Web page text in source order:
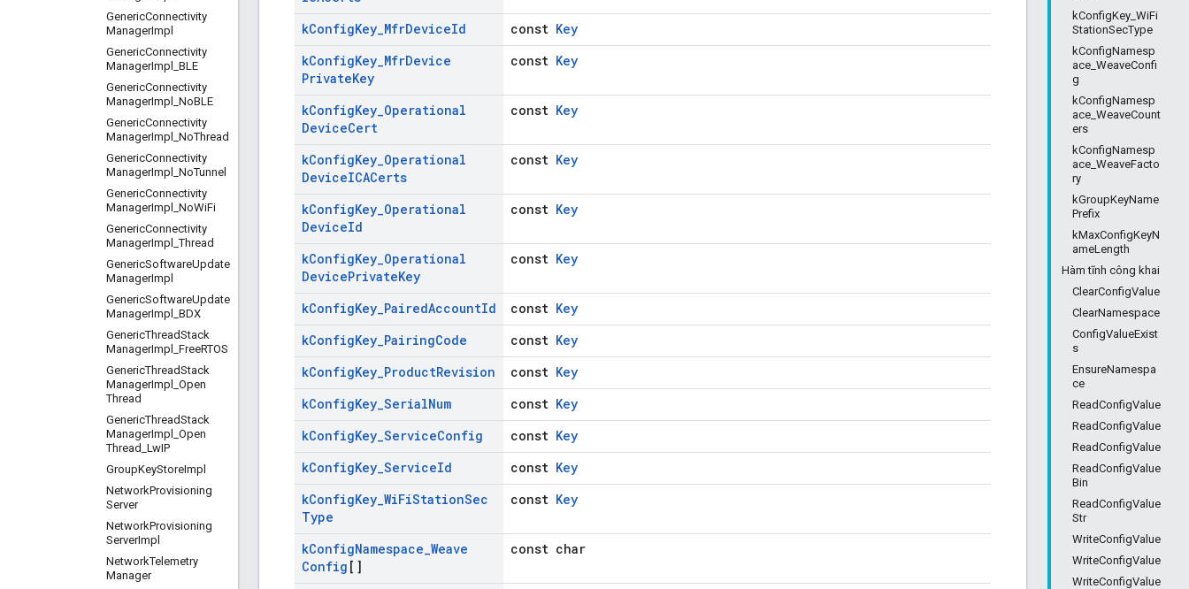
GenericConnectivity
ManagerImpl
GenericConnectivity
ManagerImpl
BLE
GenericConnectivity
ManagerImpl NoBLE
GenericConnectivity
ManagerImpl NoThread
GenericConnectivity
ManagerImpl NoTunnel
GenericConnectivity
ManagerImpl NoWiFi
GenericConnectivity
ManagerImpl _Thread
GenericSoftwareUpdate
ManagerImpl
GenericSoftwareUpdate
ManagerImpl
BDX
GenericThreadStack
ManagerImpl FreeRTOS
GenericThreadStack
ManagerImpl
Open
Thread
GenericThreadStack
ManagerImpl
Open
Thread LwIP
GroupKeyStoreImpl
NetworkProvisioning
Server
NetworkProvisioning
ServerImpl
NetworkTelemetry
Manager
kConfigKey_WiFi
StationSecType
kConfigNamesp
ace_WeaveConfi
g
kConfigNamesp
ace_WeaveCount
ers
kConfigNamesp
ace_WeaveFacto
ry
kGroupKeyName
Prefix
kMaxConfigKeyN
ameLength
Hàm tĩnh công khai
ClearConfigValue
ClearNamespace
ConfigValueExist
s
EnsureNamespa
ce
ReadConfigValue
ReadConfigValue
ReadConfigValue
ReadConfigValue
Bin
ReadConfigValue
Str
WriteConfigValue
WriteConfigValue
WriteConfigValue
kConfigKey_MfrDeviceId const Key
kConfigKey_MfrDevice
PrivateKey
const Key
kConfigKey_Operational
DeviceCert
const Key
kConfigKey_Operational
DeviceICACerts
const Key
kConfigKey_Operational
DeviceId
const Key
kConfigKey_Operational
DevicePrivateKey
const Key
kConfigKey_PairedAccountId const Key
kConfigKey_PairingCode const Key
kConfigKey_ProductRevision const Key
kConfigKey_SerialNum const Key
kConfigKey_ServiceConfig const Key
kConfigKey_ServiceId const Key
kConfigKey_WiFiStationSec
Type
const Key
kConfigNamespace_Weave
Config []
const char